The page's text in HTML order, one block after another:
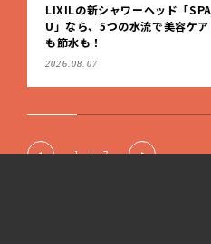
もうニオイを気にしなくっても
いい！「のびのび®サロンシップ
®フィット®α （無臭性）」で、
肩こりや足腰のダルさを出先で
2026.07.08
2| 7